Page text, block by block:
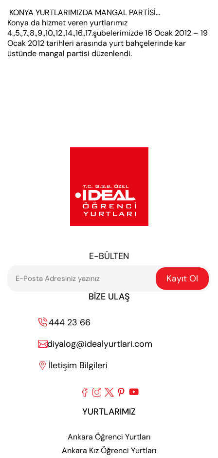
KONYA YURTLARIMIZDA MANGAL PARTİSİ…
Konya da hizmet veren yurtlarımız
4.,5.,7.,8.,9.,10.,12.,14.,16.,17.şubelerimizde 16 Ocak 2012 – 19
Ocak 2012 tarihleri arasında yurt bahçelerinde kar
üstünde mangal partisi düzenlendi.
E-BÜLTEN
Kayıt Ol
BIZE ULAŞ
444 23 66
diyalog@idealyurtlari.com
 İletişim Bilgileri
    
YURTLARIMIZ
Ankara Öğrenci Yurtları
Ankara Kız Öğrenci Yurtları